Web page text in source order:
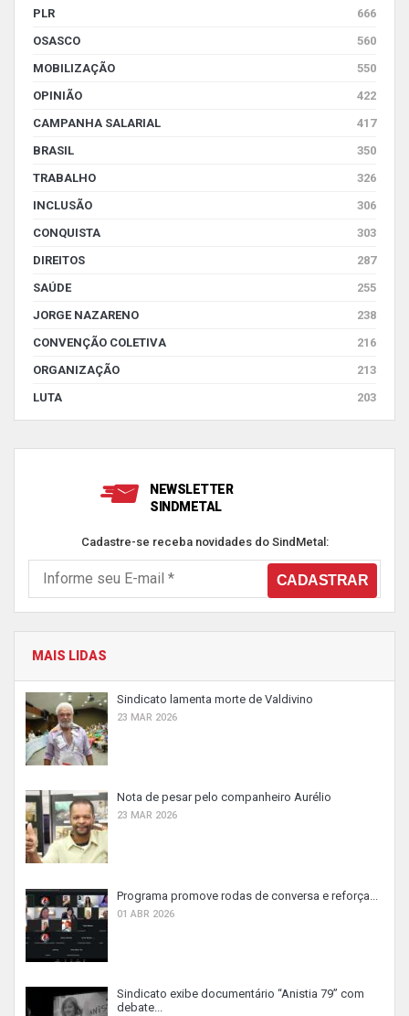
PLR
666
OSASCO
560
MOBILIZAÇÃO
550
OPINIÃO
422
CAMPANHA SALARIAL
417
BRASIL
350
TRABALHO
326
INCLUSÃO
306
CONQUISTA
303
DIREITOS
287
SAÚDE
255
JORGE NAZARENO
238
CONVENÇÃO COLETIVA
216
ORGANIZAÇÃO
213
LUTA
203
NEWSLETTER
SINDMETAL
Cadastre-se receba novidades do SindMetal:
MAIS LIDAS
Sindicato lamenta morte de Valdivino
23 MAR 2026
Nota de pesar pelo companheiro Aurélio
23 MAR 2026
Programa promove rodas de conversa e reforça...
01 ABR 2026
Sindicato exibe documentário “Anistia 79” com
debate...